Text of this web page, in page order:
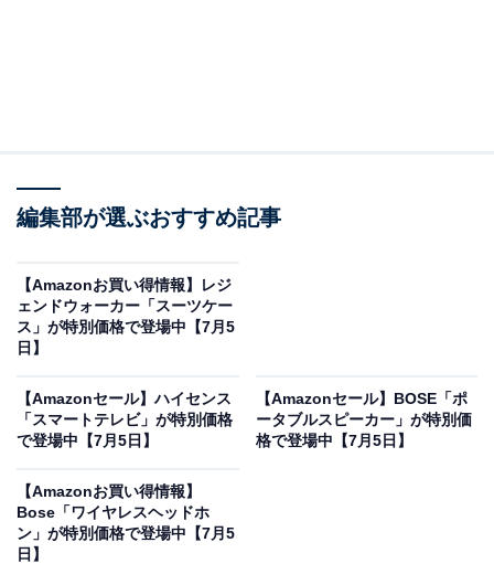
場
OLED BRAVIA XR 倍速 Google TV 4K/120fps対応 8畳以
上推奨
ソニーのテレビ「K-55XR80」は現在27％オフの特別価
格・税込30万4500円販売中です。
編集部が選ぶおすすめ記事
【Amazonお買い得情報】レジ
ェンドウォーカー「スーツケー
ス」が特別価格で登場中【7月5
日】
【Amazonセール】ハイセンス
「スマートテレビ」が特別価格
で登場中【7月5日】
【Amazonセール】BOSE「ポ
ータブルスピーカー」が特別価
格で登場中【7月5日】
【Amazonお買い得情報】
Bose「ワイヤレスヘッドホ
ン」が特別価格で登場中【7月5
日】